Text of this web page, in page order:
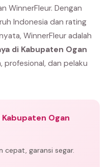
WinnerFleur. Dengan
Indonesia dan rating
WinnerFleur adalah
di Kabupaten Ogan
profesional, dan pelaku
Ogan
cepat, garansi segar.